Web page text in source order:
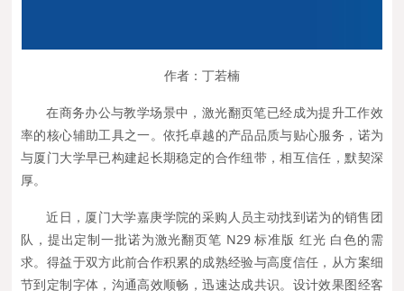
作者：丁若楠
在商务办公与教学场景中，激光翻页笔已经成为提升工作效
率的核心辅助工具之一。依托卓越的产品品质与贴心服务，诺为
与厦门大学早已构建起长期稳定的合作纽带，相互信任，默契深
厚。
近日，厦门大学嘉庚学院的采购人员主动找到诺为的销售团
队，提出定制一批诺为激光翻页笔 N29 标准版 红光 白色的需
求。得益于双方此前合作积累的成熟经验与高度信任，从方案细
节到定制字体，沟通高效顺畅，迅速达成共识。设计效果图经客